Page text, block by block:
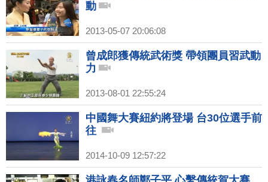
動
2013-05-07 20:06:08
曾成郎獲傳統武術獎 帶領團員習武動
力
2013-08-01 22:55:24
中國舞大賽紐約將登場 台30位選手前
往
2014-10-09 12:57:22